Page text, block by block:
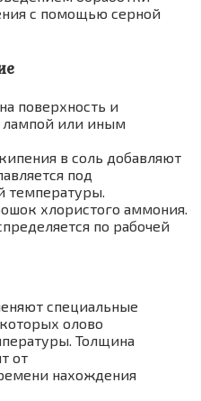
с помощью серной
поверхность и
лампой или иным
в соль добавляют
под
температуры.
хлористого аммония.
по рабочей
специальные
олово
Толщина
от
нахождения